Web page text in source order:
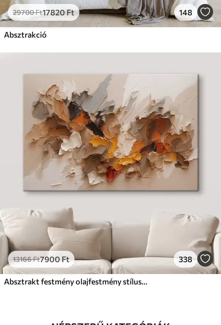
29700Ft17820Ft 148
Absztrakció
13166Ft7900 Ft 338